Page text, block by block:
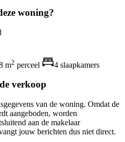
woning?
m2 perceel 4 slaapkamers
verkoop
van de woning. Omdat de
aangeboden, worden
aan de makelaar
jouw berichten dus niet direct.